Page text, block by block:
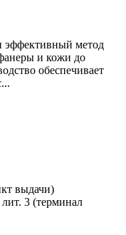
эффективный метод
и кожи до
обеспечивает
выдачи)
3 (терминал